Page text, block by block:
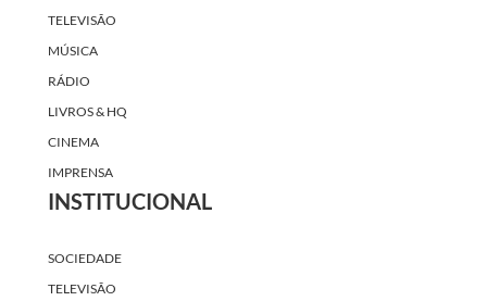
TELEVISÃO
MÚSICA
RÁDIO
LIVROS & HQ
CINEMA
IMPRENSA
INSTITUCIONAL
SOCIEDADE
TELEVISÃO